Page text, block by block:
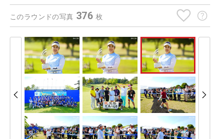
このラウンドの写真 376 枚